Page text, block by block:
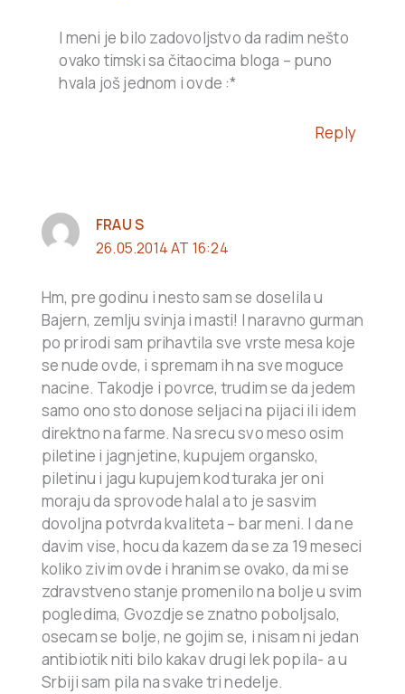
I meni je bilo zadovoljstvo da radim nešto
ovako timski sa čitaocima bloga – puno
hvala još jednom i ovde :*
Reply
FRAU S
26.05.2014 AT 16:24
Hm, pre godinu i nesto sam se doselila u
Bajern, zemlju svinja i masti! I naravno gurman
po prirodi sam prihavtila sve vrste mesa koje
se nude ovde, i spremam ih na sve moguce
nacine. Takodje i povrce, trudim se da jedem
samo ono sto donose seljaci na pijaci ili idem
direktno na farme. Na srecu svo meso osim
piletine i jagnjetine, kupujem organsko,
piletinu i jagu kupujem kod turaka jer oni
moraju da sprovode halal a to je sasvim
dovoljna potvrda kvaliteta – bar meni. I da ne
davim vise, hocu da kazem da se za 19 meseci
koliko zivim ovde i hranim se ovako, da mi se
zdravstveno stanje promenilo na bolje u svim
pogledima, Gvozdje se znatno poboljsalo,
osecam se bolje, ne gojim se, i nisam ni jedan
antibiotik niti bilo kakav drugi lek popila- a u
Srbiji sam pila na svake tri nedelje.